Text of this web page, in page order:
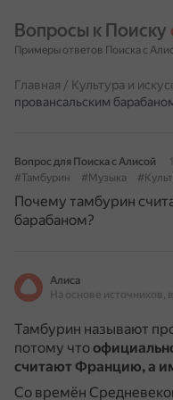
Вопросы к Поиску
Примеры ответов Поиска с
Главная / Культура и
провансальским
Вопрос для Поиска с Алисой
#Тамбурин
#Музыка
Почему тамбурин
барабаном?
Алиса
Тамбурин называют
потому что
считают Францию, а
Со времён